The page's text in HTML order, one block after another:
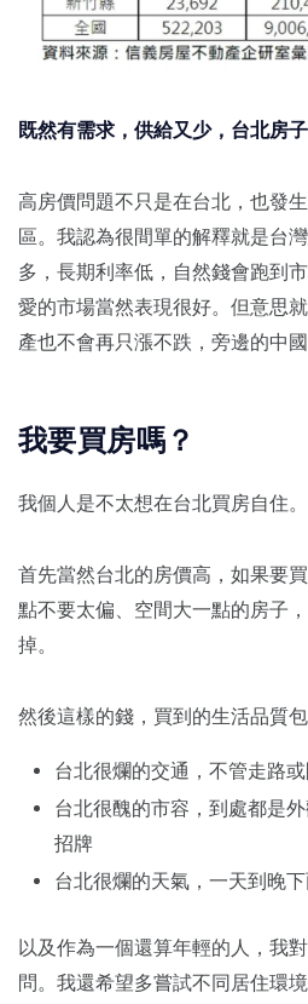
既然有需求，供給又少，台北房
高房價問題不只是在台北，也發
區。我認為很間單的解釋就是台
多，長期利率低，自然錢會跑到
愛的市場當然表現很好。但意思
產也不會再只漲不跌，旁邊的中
我要買房嗎？
我個人是不太想在台北買房自住。
首先當然台北的房價高，如果要
點不要太偏、空間大一點的房子
掉。
然後這樣的錢，買到的生活品質包
台北很爛的交通，不管走路
台北很醜的市容，到處都是
招牌
台北很爛的天氣，一天到晚
以及作為一個還算年輕的人，我
問。我還希望多嘗試不同居住環